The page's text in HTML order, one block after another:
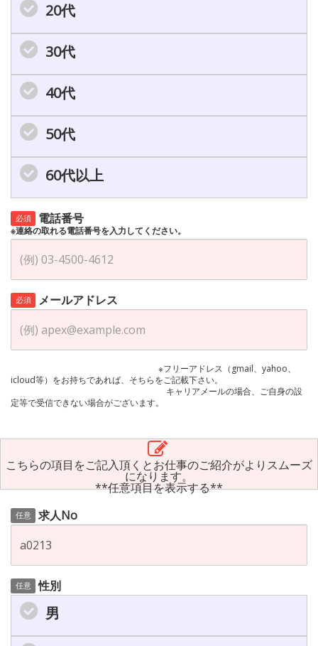
20代
30代
40代
50代
60代以上
必須 電話番号
※連絡の取れる電話番号を入力してください。
必須 メールアドレス
※フリーアドレス（gmail、yahoo、
icloud等）をお持ちであれば、そちらをご記載下さい。
キャリアメールの場合、ご自身の設
定等で受信できない場合がございます。
こちらの項目をご記入頂くとお仕事のご紹介がよりスムーズ
になります。
**任意項目を表示する**
任意 求人No
任意 性別
男